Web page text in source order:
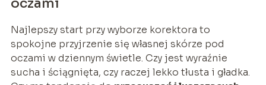
Najlepszy start przy wyborze korektora to
spokojne przyjrzenie się własnej skórze pod
oczami w dziennym świetle. Czy jest wyraźnie
sucha i ściągnięta, czy raczej lekko tłusta i gładka.